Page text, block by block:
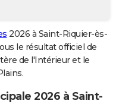
2026 à Saint-Riquier-ès-
le résultat officiel de
de l'Intérieur et le
2026 à Saint-